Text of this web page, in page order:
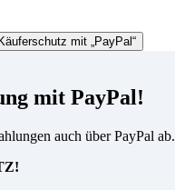
mit „PayPal“
mit PayPal!
auch über PayPal ab.